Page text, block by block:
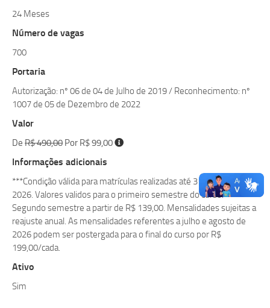
24 Meses
Número de vagas
700
Portaria
Autorização: nº 06 de 04 de Julho de 2019 / Reconhecimento: nº
1007 de 05 de Dezembro de 2022
Valor
De R$ 490,00 Por R$ 99,00
Informações adicionais
***Condição válida para matrículas realizadas até 31 de agosto de
2026. Valores validos para o primeiro semestre do curso.
Segundo semestre a partir de R$ 139,00. Mensalidades sujeitas a
reajuste anual. As mensalidades referentes a julho e agosto de
2026 podem ser postergada para o final do curso por R$
199,00/cada.
Ativo
Sim